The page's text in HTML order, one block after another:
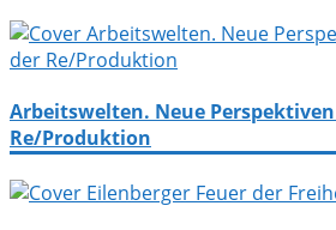
Arbeitswelten. Neue
Re/Produktion